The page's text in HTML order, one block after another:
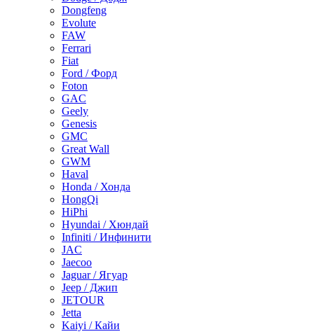
Dongfeng
Evolute
FAW
Ferrari
Fiat
Ford / Форд
Foton
GAC
Geely
Genesis
GMC
Great Wall
GWM
Haval
Honda / Хонда
HongQi
HiPhi
Hyundai / Хюндай
Infiniti / Инфинити
JAC
Jaecoo
Jaguar / Ягуар
Jeep / Джип
JETOUR
Jetta
Kaiyi / Кайи